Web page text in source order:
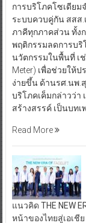
การบริโภคโซเดียม
ระบบควบคู่กัน สสส.
ภาคีทุกภาคส่วน ทั้ง
พฤติกรรมลดการบริ
นวัตกรรมในพื้นที่ เ
Meter) เพื่อช่วยให้
ง่ายขึ้น ด้านรศ.นพ.
บริโภคเค็มกล่าวว่า
สร้างสรรค์ เป็นบท
Read More
แนวคิด THE NEW
หน้าของไทยสู่เอเชีย